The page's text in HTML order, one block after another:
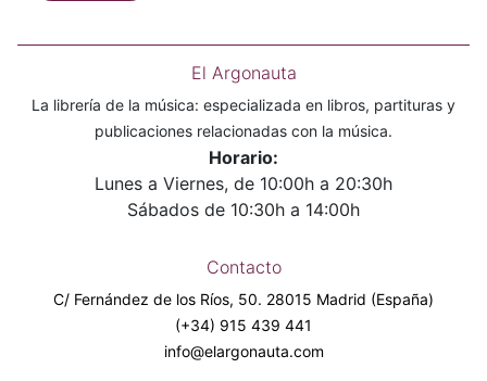
El Argonauta
La librería de la música: especializada en libros, partituras y
publicaciones relacionadas con la música.
Horario:
Lunes a Viernes, de 10:00h a 20:30h
Sábados de 10:30h a 14:00h
Contacto
C/ Fernández de los Ríos, 50. 28015 Madrid (España)
(+34) 915 439 441
info@elargonauta.com